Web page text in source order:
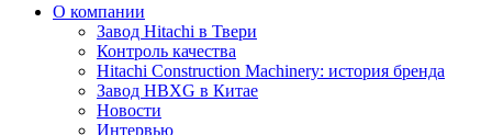
О компании
Завод Hitachi в Твери
Контроль качества
Hitachi Construction Machinery: история бренда
Завод HBXG в Китае
Новости
Интервью